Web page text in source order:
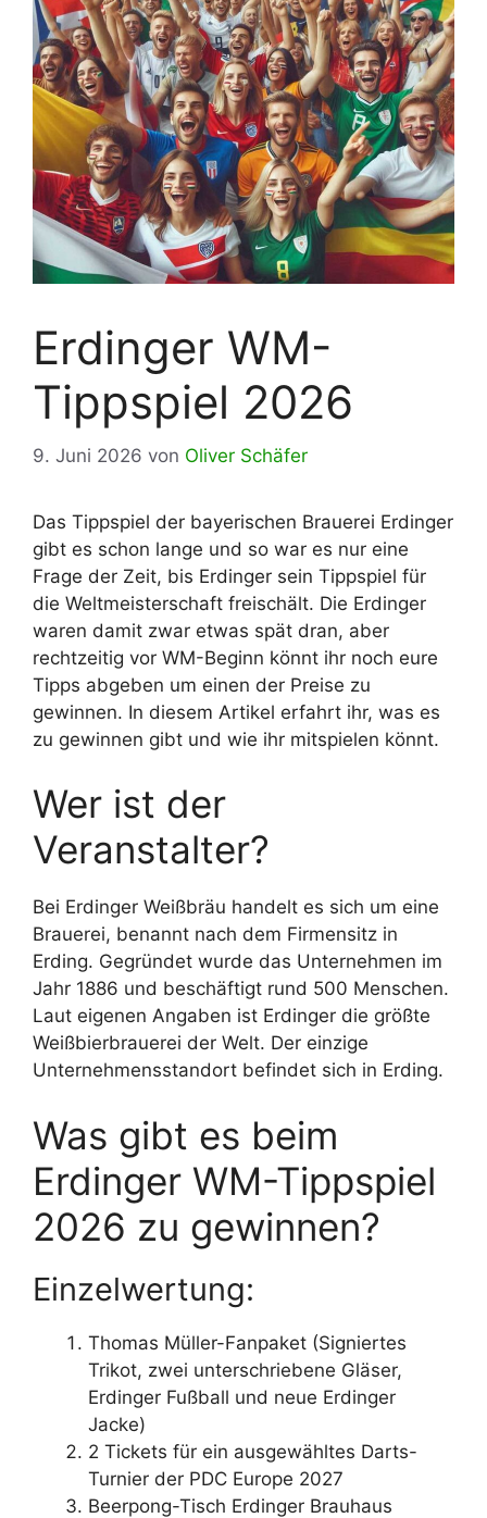
Erdinger WM-
Tippspiel 2026
9. Juni 2026 von Oliver Schäfer
Das Tippspiel der bayerischen Brauerei Erdinger
gibt es schon lange und so war es nur eine
Frage der Zeit, bis Erdinger sein Tippspiel für
die Weltmeisterschaft freischält. Die Erdinger
waren damit zwar etwas spät dran, aber
rechtzeitig vor WM-Beginn könnt ihr noch eure
Tipps abgeben um einen der Preise zu
gewinnen. In diesem Artikel erfahrt ihr, was es
zu gewinnen gibt und wie ihr mitspielen könnt.
Wer ist der
Veranstalter?
Bei Erdinger Weißbräu handelt es sich um eine
Brauerei, benannt nach dem Firmensitz in
Erding. Gegründet wurde das Unternehmen im
Jahr 1886 und beschäftigt rund 500 Menschen.
Laut eigenen Angaben ist Erdinger die größte
Weißbierbrauerei der Welt. Der einzige
Unternehmensstandort befindet sich in Erding.
Was gibt es beim
Erdinger WM-Tippspiel
2026 zu gewinnen?
Einzelwertung:
Thomas Müller-Fanpaket (Signiertes
Trikot, zwei unterschriebene Gläser,
Erdinger Fußball und neue Erdinger
Jacke)
2 Tickets für ein ausgewähltes Darts-
Turnier der PDC Europe 2027
Beerpong-Tisch Erdinger Brauhaus